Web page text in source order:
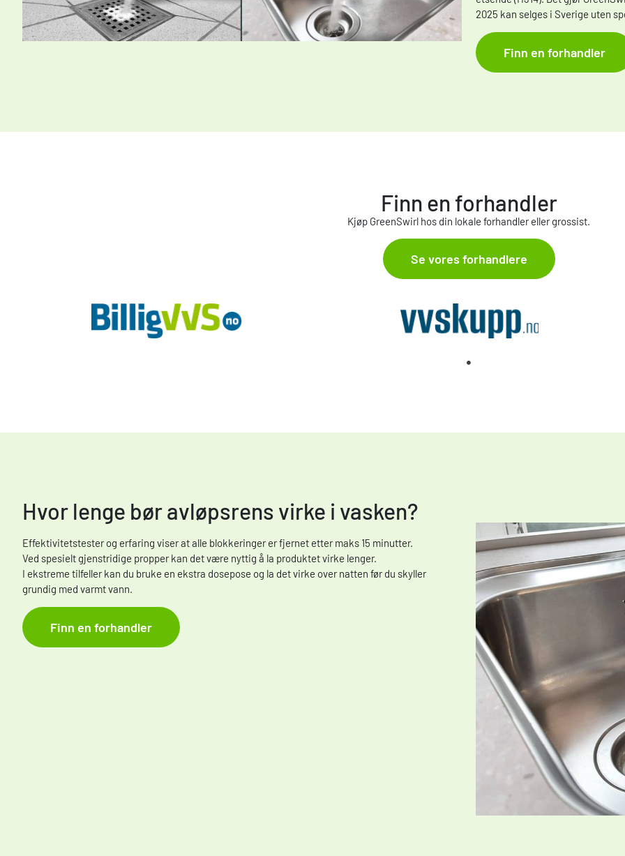
2025 kan selges i Sverige uten
Finn en forhandler
Finn en forhandler
Kjøp GreenSwirl hos din lokale forhandler eller grossist.
Se vores forhandlere
Hvor lenge bør avløpsrens virke i vasken?
Effektivitetstester og erfaring viser at alle blokkeringer er fjernet etter maks 15 minutter.
Ved spesielt gjenstridige propper kan det være nyttig å la produktet virke lenger.
I ekstreme tilfeller kan du bruke en ekstra dosepose og la det virke over natten før du skyller
grundig med varmt vann.
Finn en forhandler